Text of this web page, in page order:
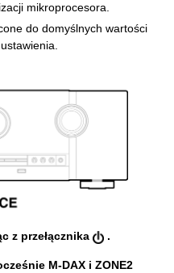
mikroprocesora.
do domyślnych wartości
z przełącznika .
M-DAX i ZONE2